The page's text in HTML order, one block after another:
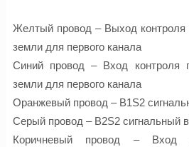
Желтый провод – Выход контроля
земли для первого канала
Синий провод – Вход контроля
земли для первого канала
Оранжевый провод – B1S2
Серый провод – B2S2 сигнальный
Коричневый провод – Вход